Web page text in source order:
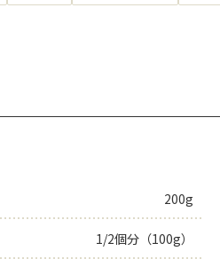
200g
1/2個分（100g）